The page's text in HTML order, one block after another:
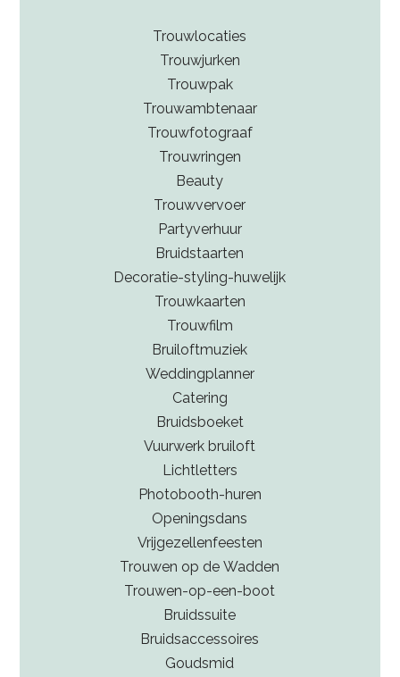
bruidsstylist die het beste bij jullie wensen past.
Trouwlocaties
Trouwjurken
Trouwpak
Trouwambtenaar
Trouwfotograaf
Trouwringen
Beauty
Trouwvervoer
Partyverhuur
Bruidstaarten
Decoratie-styling-huwelijk
Trouwkaarten
Trouwfilm
Bruiloftmuziek
Weddingplanner
Catering
Bruidsboeket
Vuurwerk bruiloft
Lichtletters
Photobooth-huren
Openingsdans
Vrijgezellenfeesten
Trouwen op de Wadden
Trouwen-op-een-boot
Bruidssuite
Bruidsaccessoires
Goudsmid